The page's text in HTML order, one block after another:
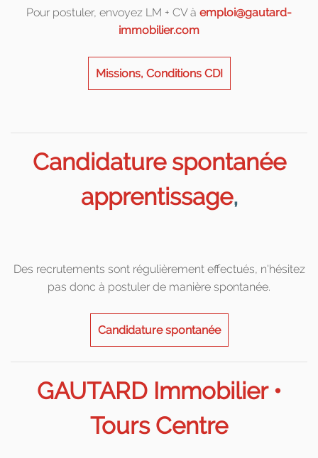
Pour postuler, envoyez LM + CV à emploi@gautard-
immobilier.com
Missions, Conditions CDI
Candidature spontanée
apprentissage,
Des recrutements sont régulièrement effectués, n'hésitez
pas donc à postuler de manière spontanée.
Candidature spontanée
GAUTARD Immobilier •
Tours Centre